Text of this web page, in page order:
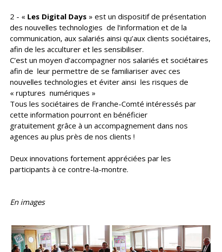
2 - « Les Digital Days » est un dispositif de présentation
des nouvelles technologies de l’information et de la
communication, aux salariés ainsi qu’aux clients sociétaires,
afin de les acculturer et les sensibiliser.
C’est un moyen d’accompagner nos salariés et sociétaires
afin de leur permettre de se familiariser avec ces
nouvelles technologies et éviter ainsi les risques de
« ruptures numériques »
Tous les sociétaires de Franche-Comté intéressés par
cette information pourront en bénéficier
gratuitement grâce à un accompagnement dans nos
agences au plus près de nos clients !
Deux innovations fortement appréciées par les
participants à ce contre-la-montre.
En images